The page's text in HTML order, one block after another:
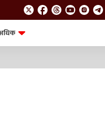
शेत-शिवार